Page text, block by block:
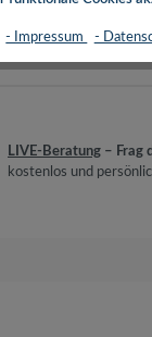
LIVE-Beratung – Frag
kostenlos und
- Impressum -